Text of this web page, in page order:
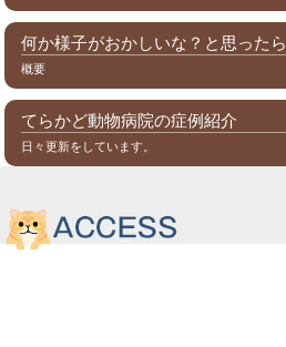
何か様子がおかしいな？と思ったら
概要
てらかど動物病院の症例紹介
日々更新をしています。